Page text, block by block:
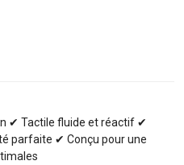
✔ Tactile fluide et réactif ✔
parfaite ✔ Conçu pour une